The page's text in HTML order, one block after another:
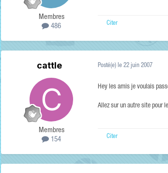
Membres
486
Citer
cattle
Membres
154
Posté(e) le 22 juin 2007
Hey les amis je voulais
Allez sur un autre site pour
Citer